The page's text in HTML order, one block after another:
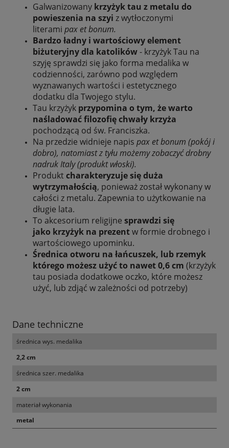
Galwanizowany krzyżyk tau z metalu do
powieszenia na szyi z wytłoczonymi
literami pax et bonum.
Bardzo ładny i wartościowy element
biżuteryjny dla katolików- krzyżyk Tau na
szyję sprawdzi się jako forma medalika w
codzienności, zarówno pod względem
wyznawanych wartości i estetycznego
dodatku dla Twojego stylu.
Tau krzyżyk przypomina o tym, że warto
naśladować filozofię chwały krzyża
pochodzącą od św. Franciszka.
Na przedzie widnieje napis pax et bonum (pokój i
dobro), natomiast z tyłu możemy zobaczyć drobny
nadruk Italy (produkt włoski).
Produktcharakteryzuje się duża
wytrzymałością, ponieważ został wykonany w
całości z metalu. Zapewnia to użytkowanie na
długie lata.
To akcesorium religijne sprawdzi się
jako krzyżyk na prezentw formie drobnego i
wartościowego upominku.
Średnica otworu na łańcuszek, lub rzemyk
którego możesz użyć to nawet 0,6 cm (krzyżyk
tau posiada dodatkowe oczko, które możesz
użyć, lub zdjąć w zależności od potrzeby)
Dane techniczne
średnica wys. medalika
2,2 cm
średnica szer. medalika
2 cm
materiał wykonania
metal